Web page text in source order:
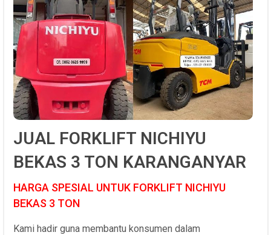
JUAL FORKLIFT NICHIYU
BEKAS 3 TON KARANGANYAR
HARGA SPESIAL UNTUK FORKLIFT NICHIYU
BEKAS 3 TON
Kami hadir guna membantu konsumen dalam